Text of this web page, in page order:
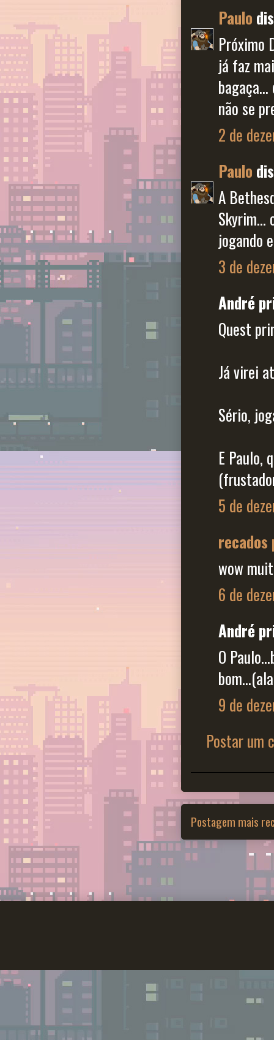
Paulo
Próximo
já faz
não se
2 de
Paulo
A
Skyrim...
jogando
3 de
André
Quest
Já virei
Sério,
E Paulo,
5 de
wow
6 de
André
O
9 de
Postar um
Postagem mais